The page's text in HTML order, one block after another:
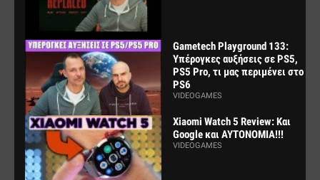
Gametech Playground 133:
Υπέρογκες αυξήσεις σε PS5,
PS5 Pro, τι μας περιμένει στο
PS6
VIDEOGAMES
Xiaomi Watch 5 Review: Και
Google και ΑΥΤΟΝΟΜΙΑ!!!
VIDEOGAMES